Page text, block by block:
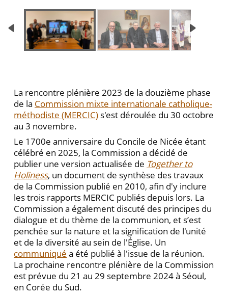
La rencontre plénière 2023 de la douzième phase
de la Commission mixte internationale catholique-
méthodiste (MERCIC) s'est déroulée du 30 octobre
au 3 novembre.
Le 1700e anniversaire du Concile de Nicée étant
célébré en 2025, la Commission a décidé de
publier une version actualisée de Together to
Holiness, un document de synthèse des travaux
de la Commission publié en 2010, afin d'y inclure
les trois rapports MERCIC publiés depuis lors. La
Commission a également discuté des principes du
dialogue et du thème de la communion, et s’est
penchée sur la nature et la signification de l'unité
et de la diversité au sein de l'Église. Un
communiqué a été publié à l'issue de la réunion.
La prochaine rencontre plénière de la Commission
est prévue du 21 au 29 septembre 2024 à Séoul,
en Corée du Sud.